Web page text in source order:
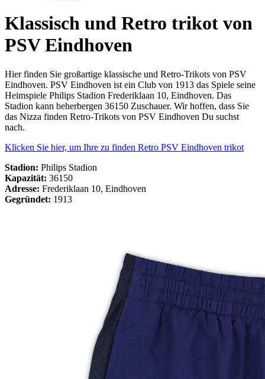
Klassisch und Retro trikot von
PSV Eindhoven
Hier finden Sie großartige klassische und Retro-Trikots von PSV
Eindhoven. PSV Eindhoven ist ein Club von 1913 das Spiele seine
Heimspiele Philips Stadion Frederiklaan 10, Eindhoven. Das
Stadion kann beherbergen 36150 Zuschauer. Wir hoffen, dass Sie
das Nizza finden Retro-Trikots von PSV Eindhoven Du suchst
nach.
Klicken Sie hier, um Ihre zu finden Retro PSV Eindhoven trikot
Stadion: Philips Stadion
Kapazität: 36150
Adresse: Frederiklaan 10, Eindhoven
Gegründet: 1913